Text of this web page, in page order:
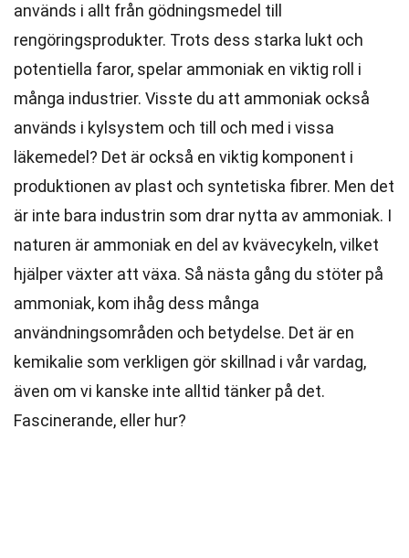
används i allt från gödningsmedel till
rengöringsprodukter. Trots dess starka lukt och
potentiella faror, spelar ammoniak en viktig roll i
många industrier. Visste du att ammoniak också
används i kylsystem och till och med i vissa
läkemedel? Det är också en viktig komponent i
produktionen av plast och syntetiska fibrer. Men det
är inte bara industrin som drar nytta av ammoniak. I
naturen är ammoniak en del av kvävecykeln, vilket
hjälper växter att växa. Så nästa gång du stöter på
ammoniak, kom ihåg dess många
användningsområden och betydelse. Det är en
kemikalie som verkligen gör skillnad i vår vardag,
även om vi kanske inte alltid tänker på det.
Fascinerande, eller hur?